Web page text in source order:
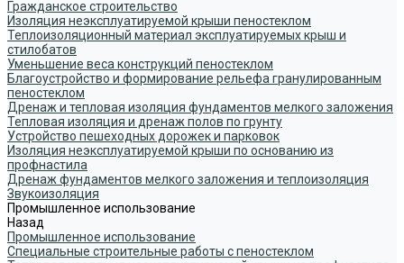
Гражданское строительство
Изоляция неэксплуатируемой крыши пеностеклом
Теплоизоляционный материал эксплуатируемых крыш и
стилобатов
Уменьшение веса конструкций пеностеклом
Благоустройство и формирование рельефа гранулированным
пеностеклом
Дренаж и тепловая изоляция фундаментов мелкого заложения
Тепловая изоляция и дренаж полов по грунту
Устройство пешеходных дорожек и парковок
Изоляция неэксплуатируемой крыши по основанию из
профнастила
Дренаж фундаментов мелкого заложения и теплоизоляция
Звукоизоляция
Промышленное использование
Назад
Промышленное использование
Специальные строительные работы с пеностеклом